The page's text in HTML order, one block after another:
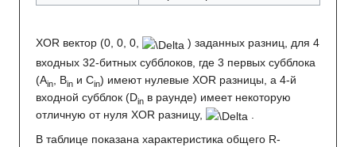
XOR вектор (0, 0, 0,
) заданных разниц, для 4
входных 32-битных субблоков, где 3 первых субблока
(Ain , Bin и Cin) имеют нулевые XOR разницы, а 4-й
входной субблок (Din в раунде) имеет некоторую
отличную от нуля XOR разницу,
В таблице показана характеристика общего R-